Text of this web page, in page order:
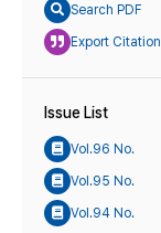
Search PDF
Export Citation
Issue List
Vol.96 No.
Vol.95 No.
Vol.94 No.